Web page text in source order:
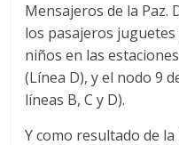
Mensajeros de la Paz.
los pasajeros
niños en las
(Línea D), y el nodo 9
líneas B, C y D).
Y como resultado de